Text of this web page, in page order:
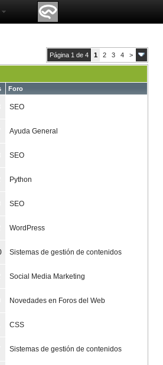
Página 1 de 4 1 2 3 4 >
Foro
SEO
Ayuda General
SEO
Python
SEO
WordPress
Sistemas de gestión de contenidos
Social Media Marketing
Novedades en Foros del Web
CSS
Sistemas de gestión de contenidos